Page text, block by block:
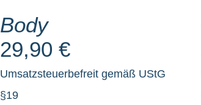
Body
29,90 €
Umsatzsteuerbefreit gemäß UStG
§19